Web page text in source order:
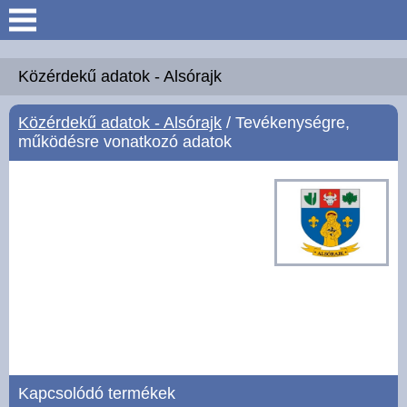
Keresés
Köszöntő
Hírek
Galéria
Közérdekű adatok - Alsórajk
Közérdekű adatok - Alsórajk / Tevékenységre,
működésre vonatkozó adatok
Kapcsolódó termékek